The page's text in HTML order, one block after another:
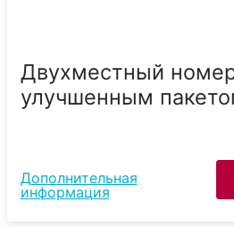
Двухместный
улучшенным
Дополнительная
информация